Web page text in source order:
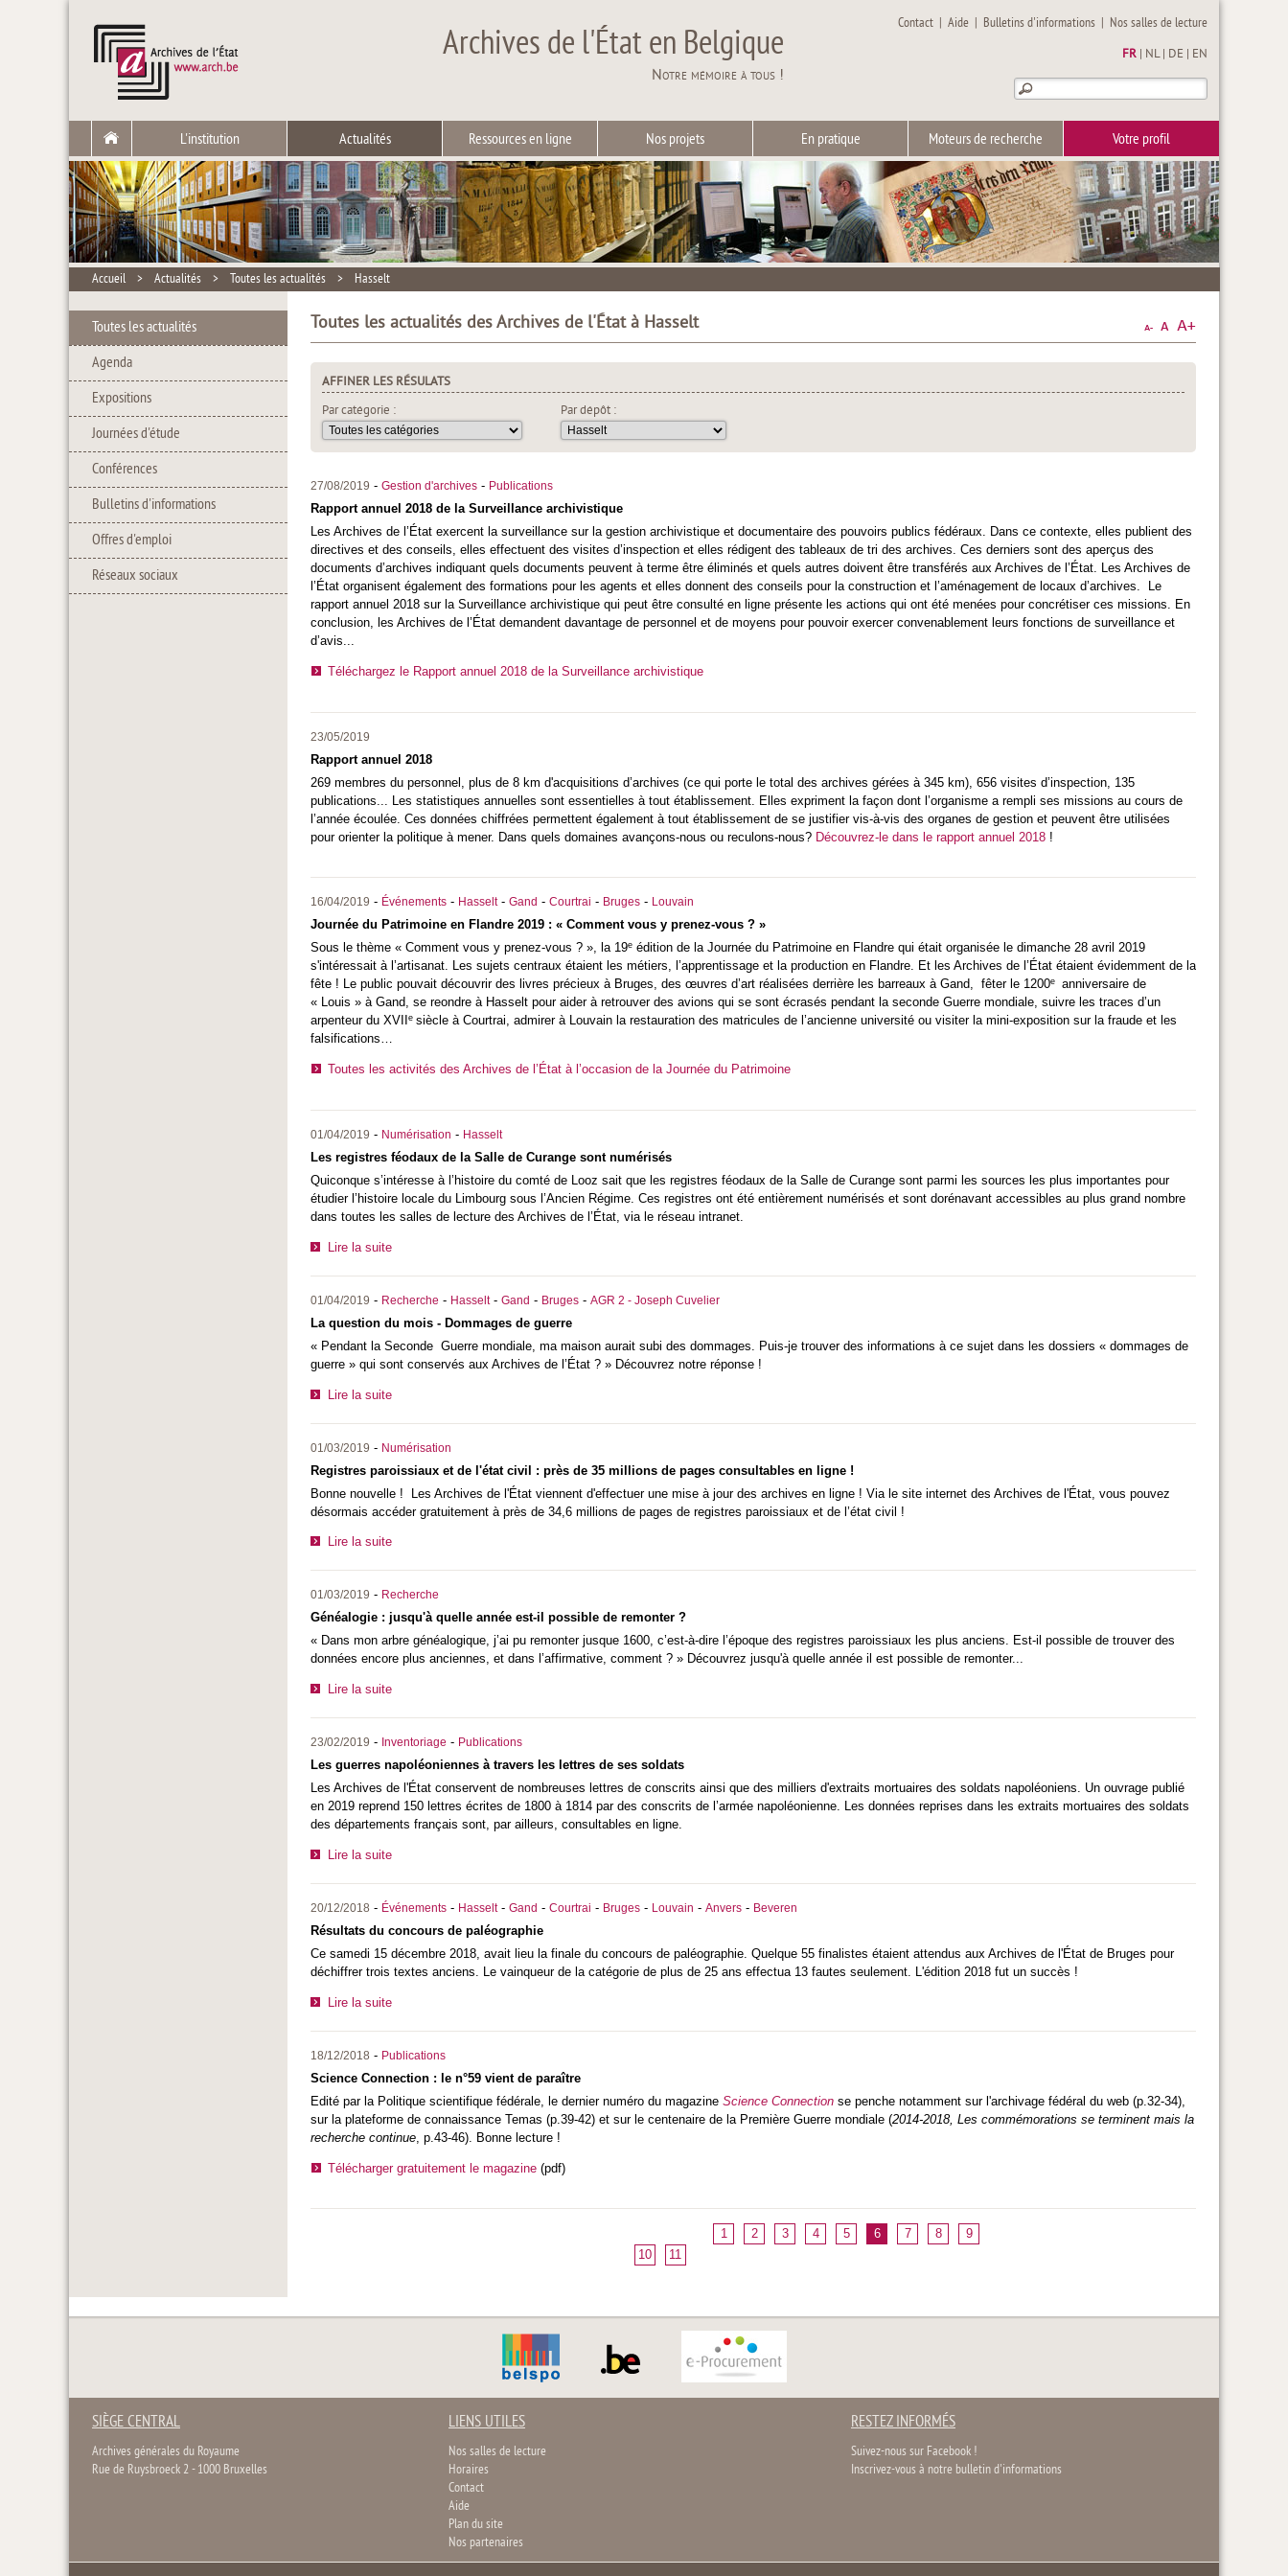
Archives de l'État en Belgique
Notre mémoire à tous !
Contact |Aide | Bulletins d'informations | Nos salles de lecture
FR NL| DE EN
L'institution Actualités Ressources en ligne Nos projets En pratique Moteurs de recherche Votre profil
Accueil > Actualités > Toutes les actualités > Hasselt
Toutes les actualités
Agenda
Expositions
Journées d'étude
Conférences
Bulletins d'informations
Offres d'emploi
Réseaux sociaux
Toutes les actualités des Archives de l'État à Hasselt
AFFINER LES RÉSULATS
Par catégorie :
Par dépôt :
27/08/2019 - Gestion d'archives - Publications
Rapport annuel 2018 de la Surveillance archivistique
Les Archives de l’État exercent la surveillance sur la gestion archivistique et documentaire des pouvoirs publics fédéraux. Dans ce contexte, elles publient des
directives et des conseils, elles effectuent des visites d’inspection et elles rédigent des tableaux de tri des archives. Ces derniers sont des aperçus des
documents d’archives indiquant quels documents peuvent à terme être éliminés et quels autres doivent être transférés aux Archives de l’État. Les Archives de
l’État organisent également des formations pour les agents et elles donnent des conseils pour la construction et l’aménagement de locaux d’archives. Le
rapport annuel 2018 sur la Surveillance archivistique qui peut être consulté en ligne présente les actions qui ont été menées pour concrétiser ces missions. En
conclusion, les Archives de l’État demandent davantage de personnel et de moyens pour pouvoir exercer convenablement leurs fonctions de surveillance et
d’avis...
Téléchargez le Rapport annuel 2018 de la Surveillance archivistique
23/05/2019
Rapport annuel 2018
269 membres du personnel, plus de 8 km d'acquisitions d’archives (ce qui porte le total des archives gérées à 345 km), 656 visites d’inspection, 135
publications... Les statistiques annuelles sont essentielles à tout établissement. Elles expriment la façon dont l’organisme a rempli ses missions au cours de
l’année écoulée. Ces données chiffrées permettent également à tout établissement de se justifier vis-à-vis des organes de gestion et peuvent être utilisées
pour orienter la politique à mener. Dans quels domaines avançons-nous ou reculons-nous? Découvrez-le dans le rapport annuel 2018 !
16/04/2019 - Événements - Hasselt- Gand - Courtrai - Bruges - Louvain
Journée du Patrimoine en Flandre 2019 : « Comment vous y prenez-vous ? »
Sous le thème « Comment vous y prenez-vous ? », la 19e édition de la Journée du Patrimoine en Flandre qui était organisée le dimanche 28 avril 2019
s'intéressait à l’artisanat. Les sujets centraux étaient les métiers, l’apprentissage et la production en Flandre. Et les Archives de l’État étaient évidemment de la
fête ! Le public pouvait découvrir des livres précieux à Bruges, des œuvres d’art réalisées derrière les barreaux à Gand, fêter le 1200e
anniversaire de
« Louis » à Gand, se reondre à Hasselt pour aider à retrouver des avions qui se sont écrasés pendant la seconde Guerre mondiale, suivre les traces d’un
arpenteur du XVII
e siècle à Courtrai, admirer à Louvain la restauration des matricules de l’ancienne université ou visiter la mini-exposition sur la fraude et les
falsifications…
Toutes les activités des Archives de l’État à l’occasion de la Journée du Patrimoine
01/04/2019 - Numérisation - Hasselt
Les registres féodaux de la Salle de Curange sont numérisés
Quiconque s’intéresse à l’histoire du comté de Looz sait que les registres féodaux de la Salle de Curange sont parmi les sources les plus importantes pour
étudier l’histoire locale du Limbourg sous l’Ancien Régime. Ces registres ont été entièrement numérisés et sont dorénavant accessibles au plus grand nombre
dans toutes les salles de lecture des Archives de l’État, via le réseau intranet.
Lire la suite
01/04/2019 - Recherche - Hasselt- Gand - Bruges - AGR 2 - Joseph Cuvelier
La question du mois - Dommages de guerre
« Pendant la Seconde Guerre mondiale, ma maison aurait subi des dommages. Puis-je trouver des informations à ce sujet dans les dossiers « dommages de
guerre » qui sont conservés aux Archives de l’État ? » Découvrez notre réponse !
Lire la suite
01/03/2019 - Numérisation
Registres paroissiaux et de l'état civil : près de 35 millions de pages consultables en ligne !
Bonne nouvelle ! Les Archives de l'État viennent d'effectuer une mise à jour des archives en ligne ! Via le site internet des Archives de l'État, vous pouvez
désormais accéder gratuitement à près de 34,6 millions de pages de registres paroissiaux et de l’état civil !
Lire la suite
01/03/2019 - Recherche
Généalogie : jusqu'à quelle année est-il possible de remonter ?
« Dans mon arbre généalogique, j’ai pu remonter jusque 1600, c’est-à-dire l’époque des registres paroissiaux les plus anciens. Est-il possible de trouver des
données encore plus anciennes, et dans l’affirmative, comment ? » Découvrez jusqu'à quelle année il est possible de remonter...
Lire la suite
23/02/2019 - Inventoriage - Publications
Les guerres napoléoniennes à travers les lettres de ses soldats
Les Archives de l'État conservent de nombreuses lettres de conscrits ainsi que des milliers d'extraits mortuaires des soldats napoléoniens. Un ouvrage publié
en 2019 reprend 150 lettres écrites de 1800 à 1814 par des conscrits de l’armée napoléonienne. Les données reprises dans les extraits mortuaires des soldats
des départements français sont, par ailleurs, consultables en ligne.
Lire la suite
20/12/2018 - Événements - Hasselt- Gand - Courtrai - Bruges - Louvain - Anvers - Beveren
Résultats du concours de paléographie
Ce samedi 15 décembre 2018, avait lieu la finale du concours de paléographie. Quelque 55 finalistes étaient attendus aux Archives de l'État de Bruges pour
déchiffrer trois textes anciens. Le vainqueur de la catégorie de plus de 25 ans effectua 13 fautes seulement. L'édition 2018 fut un succès !
Lire la suite
18/12/2018 - Publications
Science Connection : le n°59 vient de paraître
Edité par la Politique scientifique fédérale, le dernier numéro du magazine Science Connection se penche notamment sur l'archivage fédéral du web (p.32-34),
sur la plateforme de connaissance Temas (p.39-42) et sur le centenaire de la Première Guerre mondiale (2014-2018, Les commémorations se terminent mais la
recherche continue , p.43-46). Bonne lecture !
Télécharger gratuitement le magazine (pdf)
1 2 3 4 5 6 7 8
9
10
11
SIÈGE CENTRAL
Archives générales du Royaume
Rue de Ruysbroeck 2 - 1000 Bruxelles
LIENS UTILES
Nos salles de lecture
Horaires
Contact
Aide
Plan du site
Nos partenaires
RESTEZ INFORMÉS
Suivez-nous sur Facebook !
Inscrivez-vous à notre bulletin d'informations